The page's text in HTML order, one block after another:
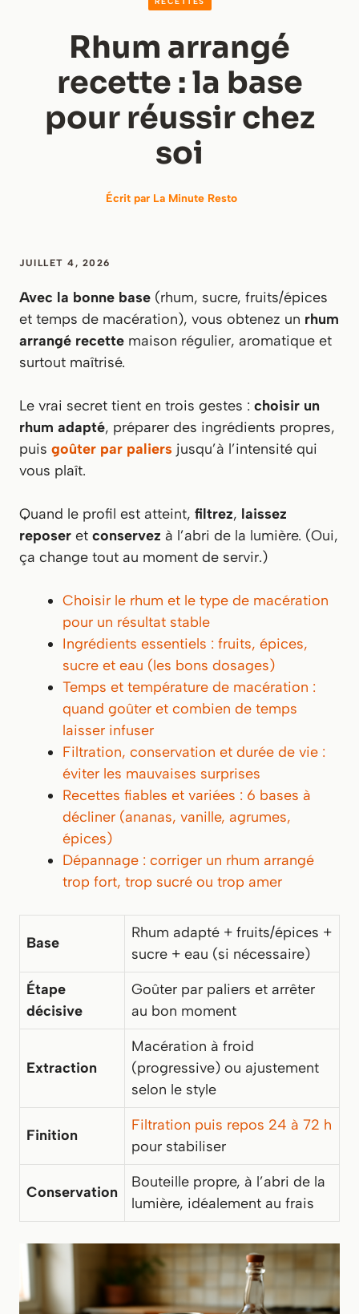
Rhum arrangé
recette : la base
pour réussir chez
soi
Écrit par La Minute Resto
JUILLET 4, 2026
Avec la bonne base (rhum, sucre, fruits/épices
et temps de macération), vous obtenez un rhum
arrangé recette maison régulier, aromatique et
surtout maîtrisé.
Le vrai secret tient en trois gestes : choisir un
rhum adapté, préparer des ingrédients propres,
puis goûter par paliers jusqu’à l’intensité qui
vous plaît.
Quand le profil est atteint, filtrez, laissez
reposer et conservez à l’abri de la lumière. (Oui,
ça change tout au moment de servir.)
Choisir le rhum et le type de macération
pour un résultat stable
Ingrédients essentiels : fruits, épices,
sucre et eau (les bons dosages)
Temps et température de macération :
quand goûter et combien de temps
laisser infuser
Filtration, conservation et durée de vie :
éviter les mauvaises surprises
Recettes fiables et variées : 6 bases à
décliner (ananas, vanille, agrumes,
épices)
Dépannage : corriger un rhum arrangé
trop fort, trop sucré ou trop amer
Base
Rhum adapté + fruits/épices +
sucre + eau (si nécessaire)
Étape
décisive
Goûter par paliers et arrêter
au bon moment
Extraction
Macération à froid
(progressive) ou ajustement
selon le style
Finition
Filtration puis repos 24 à 72 h
pour stabiliser
Conservation
Bouteille propre, à l’abri de la
lumière, idéalement au frais